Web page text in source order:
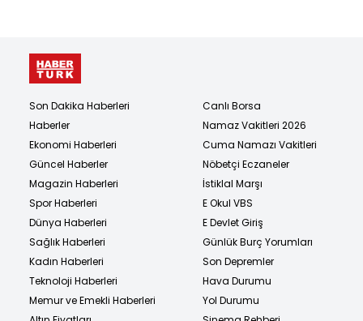
Son Dakika Haberleri
Haberler
Ekonomi Haberleri
Güncel Haberler
Magazin Haberleri
Spor Haberleri
Dünya Haberleri
Sağlık Haberleri
Kadın Haberleri
Teknoloji Haberleri
Memur ve Emekli Haberleri
Canlı Borsa
Namaz Vakitleri 2026
Cuma Namazı Vakitleri
Nöbetçi Eczaneler
İstiklal Marşı
E Okul VBS
E Devlet Giriş
Günlük Burç Yorumları
Son Depremler
Hava Durumu
Yol Durumu